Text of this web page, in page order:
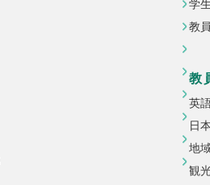
学
教
教
英
日
地
観